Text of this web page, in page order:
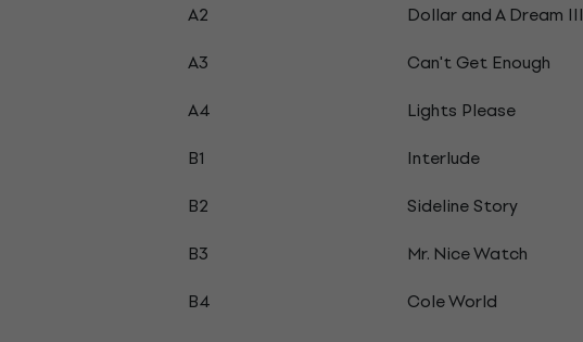
A2
Dollar and A Dream III
A3
Can't Get Enough
A4
Lights Please
B1
Interlude
B2
Sideline Story
B3
Mr. Nice Watch
B4
Cole World